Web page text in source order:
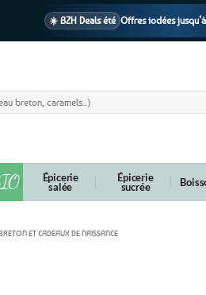
☀️ BZH Deals été Offres iodées jusqu’à
Épicerie
salée
Épicerie
sucrée
ET CADEAUX DE NAISSANCE